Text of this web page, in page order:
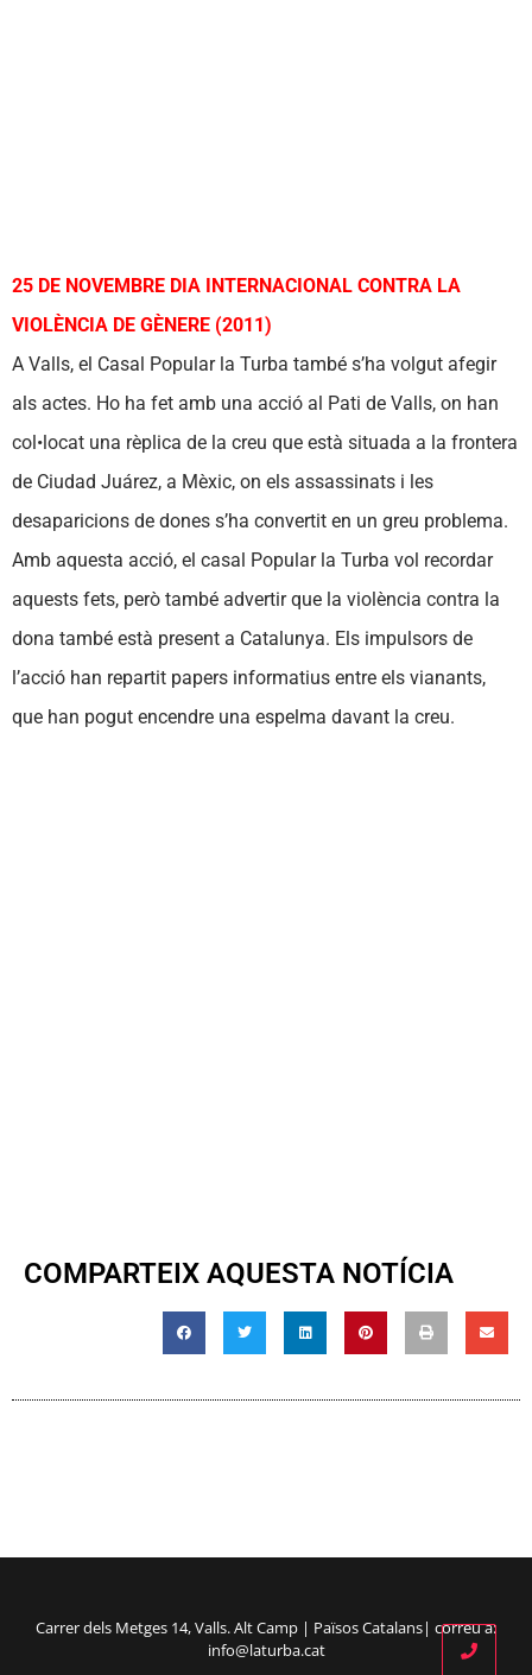
25 DE NOVEMBRE DIA INTERNACIONAL CONTRA LA
VIOLÈNCIA DE GÈNERE (2011)
A Valls, el Casal Popular la Turba també s’ha volgut afegir
als actes. Ho ha fet amb una acció al Pati de Valls, on han
col•locat una rèplica de la creu que està situada a la frontera
de Ciudad Juárez, a Mèxic, on els assassinats i les
desaparicions de dones s’ha convertit en un greu problema.
Amb aquesta acció, el casal Popular la Turba vol recordar
aquests fets, però també advertir que la violència contra la
dona també està present a Catalunya. Els impulsors de
l’acció han repartit papers informatius entre els vianants,
que han pogut encendre una espelma davant la creu.
COMPARTEIX AQUESTA NOTÍCIA
Carrer dels Metges 14, Valls. Alt Camp | Països Catalans| correu a:
info@laturba.cat